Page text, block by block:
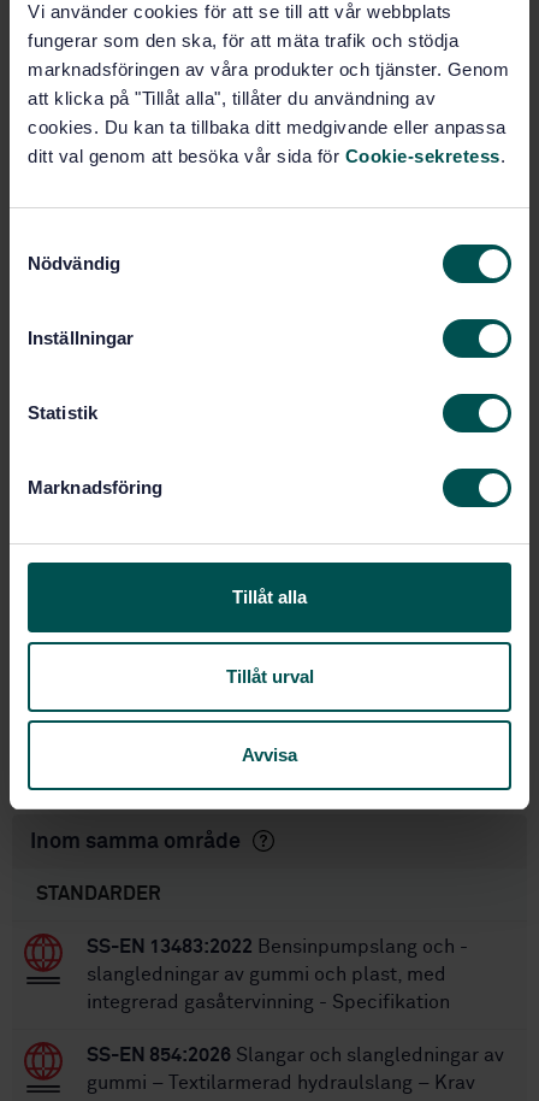
Vi använder cookies för att se till att vår webbplats
fungerar som den ska, för att mäta trafik och stödja
marknadsföringen av våra produkter och tjänster. Genom
att klicka på "Tillåt alla", tillåter du användning av
cookies. Du kan ta tillbaka ditt medgivande eller anpassa
ditt val genom att besöka vår sida för Cookie-sekretess.
Nödvändig
Inställningar
Statistik
Marknadsföring
Tillåt alla
Tillåt urval
Avvisa
Slangar och slangledningar av gummi – Hydraulslang
av kompakt typ med flätad stålarmering – Krav
Prenumerera på standarden - Läs mer
Pris:789 SEK
Fler alternativ
Språk:
Rubber hoses and hose
compact type for hydraulic applications
2026-04-22
Antal sidor:17
SS-EN 857:2015
Inom samma område
STANDARDER
SS-EN 13483:2022 Bensinpumpslang och -
slangledningar av gummi och plast, med
integrerad gasåtervinning - Specifikation
SS-EN 854:2026 Slangar och slangledningar av
gummi – Textilarmerad hydraulslang – Krav